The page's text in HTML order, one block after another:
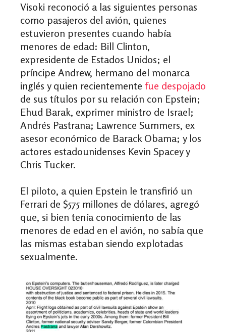
Visoki reconoció a las siguientes personas
como pasajeros del avión, quienes
estuvieron presentes cuando había
menores de edad: Bill Clinton,
expresidente de Estados Unidos; el
príncipe Andrew, hermano del monarca
inglés y quien recientemente fue despojado
de sus títulos por su relación con Epstein;
Ehud Barak, exprimer ministro de Israel;
Andrés Pastrana; Lawrence Summers, ex
asesor económico de Barack Obama; y los
actores estadounidenses Kevin Spacey y
Chris Tucker.
El piloto, a quien Epstein le transfirió un
Ferrari de $575 millones de dólares, agregó
que, si bien tenía conocimiento de las
menores de edad en el avión, no sabía que
las mismas estaban siendo explotadas
sexualmente.